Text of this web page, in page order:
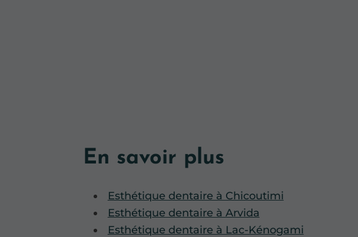
En savoir plus
Esthétique dentaire à Chicoutimi
Esthétique dentaire à Arvida
Esthétique dentaire à Lac-Kénogami